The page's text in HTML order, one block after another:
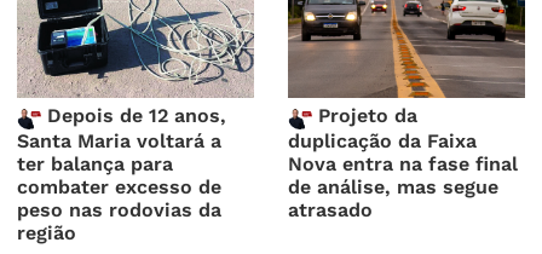
Depois de 12 anos,
Santa Maria voltará a
ter balança para
combater excesso de
peso nas rodovias da
região
Projeto da
duplicação da Faixa
Nova entra na fase final
de análise, mas segue
atrasado